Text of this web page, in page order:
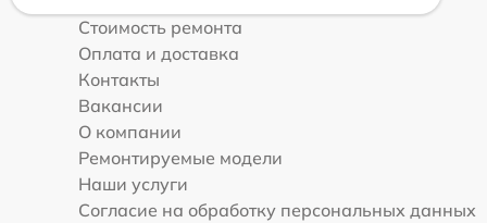
Стоимость ремонта
Оплата и доставка
Контакты
Вакансии
О компании
Ремонтируемые модели
Наши услуги
Согласие на обработку персональных данных